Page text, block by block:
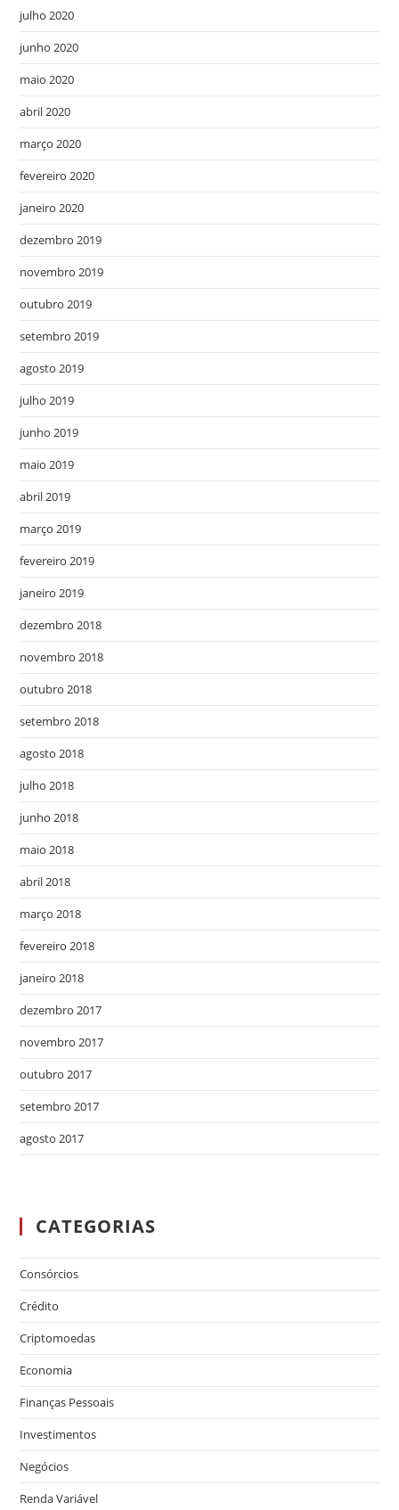
julho 2020
junho 2020
maio 2020
abril 2020
março 2020
fevereiro 2020
janeiro 2020
dezembro 2019
novembro 2019
outubro 2019
setembro 2019
agosto 2019
julho 2019
junho 2019
maio 2019
abril 2019
março 2019
fevereiro 2019
janeiro 2019
dezembro 2018
novembro 2018
outubro 2018
setembro 2018
agosto 2018
julho 2018
junho 2018
maio 2018
abril 2018
março 2018
fevereiro 2018
janeiro 2018
dezembro 2017
novembro 2017
outubro 2017
setembro 2017
agosto 2017
CATEGORIAS
Consórcios
Crédito
Criptomoedas
Economia
Finanças Pessoais
Investimentos
Negócios
Renda Variável